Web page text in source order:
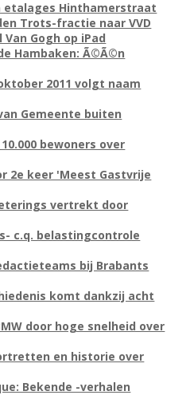
etalages Hinthamerstraat
Trots-fractie naar VVD
Gogh op iPad
Hambaken: Ã©Ã©n
2011 volgt naam
Gemeente buiten
bewoners over
2e keer 'Meest Gastvrije
vertrekt door
c.q. belastingcontrole
bij Brabants
komt dankzij acht
door hoge snelheid over
en historie over
Bekende -verhalen